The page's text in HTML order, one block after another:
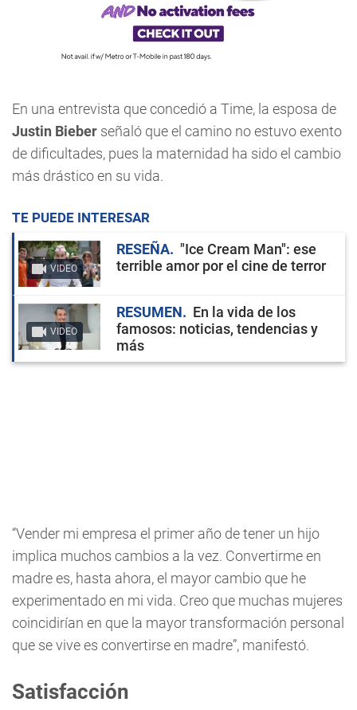
En una entrevista que concedió a Time, la esposa de
Justin Bieber señaló que el camino no estuvo exento
de dificultades, pues la maternidad ha sido el cambio
más drástico en su vida.
TE PUEDE INTERESAR
VIDEO
RESEÑA
"Ice Cream Man": ese
terrible amor por el cine de terror
VIDEO
RESUMEN
En la vida de los
famosos: noticias, tendencias y
más
“Vender mi empresa el primer año de tener un hijo
implica muchos cambios a la vez. Convertirme en
madre es, hasta ahora, el mayor cambio que he
experimentado en mi vida. Creo que muchas mujeres
coincidirían en que la mayor transformación personal
que se vive es convertirse en madre”, manifestó.
Satisfacción